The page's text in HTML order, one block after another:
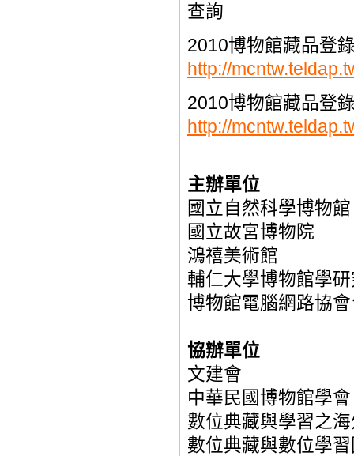
查詢
2010博物館藏品登
http://
2010博物館藏品登
http://
主辦單位
國立自然科學博物館
國立故宮博物院
鴻禧美術館
輔仁大學博物館學
博物館電腦網路協
協辦單位
文建會
中華民國博物館學會
數位典藏與學習之
數位典藏與數位學